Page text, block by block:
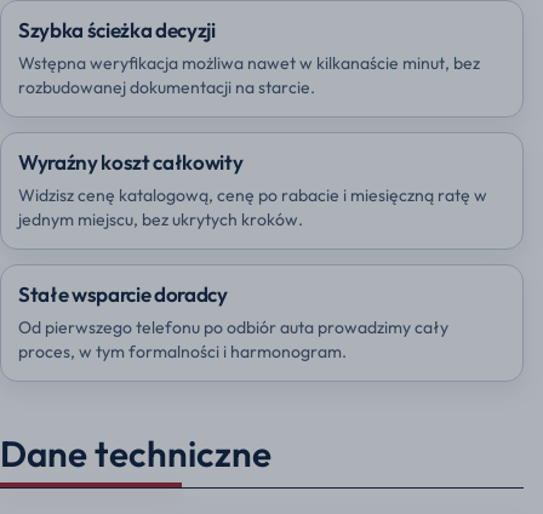
Szybka ścieżka decyzji
Wstępna weryfikacja możliwa nawet w kilkanaście minut, bez
rozbudowanej dokumentacji na starcie.
Wyraźny koszt całkowity
Widzisz cenę katalogową, cenę po rabacie i miesięczną ratę w
jednym miejscu, bez ukrytych kroków.
Stałe wsparcie doradcy
Od pierwszego telefonu po odbiór auta prowadzimy cały
proces, w tym formalności i harmonogram.
Dane techniczne